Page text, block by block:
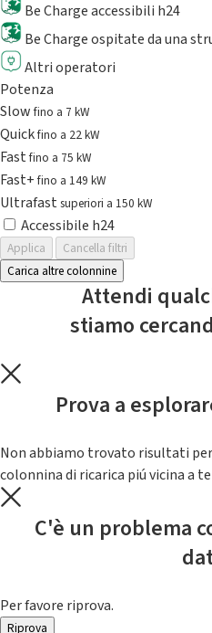
Be Charge accessibili h24
Be Charge ospitate da una
Altri operatori
Potenza
Slowfino a 7 kW
Quickfino a 22 kW
Fastfino a 75 kW
Fast+fino a 149 kW
Ultrafast superiori a 150 kW
Accessibile h24
Applica
Cancella filtri
Carica altre colonnine
Attendi
stiamo
Prova a
Non abbiamo trovato risultati
colonnina di ricarica piú vicina a
C'è un problema
Per favore riprova.
Riprova